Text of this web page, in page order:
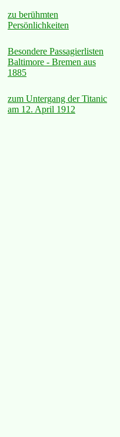
zu berühmten
Persönlichkeiten
Besondere Passagierlisten
Baltimore - Bremen aus
1885
zum Untergang der Titanic
am 12. April 1912